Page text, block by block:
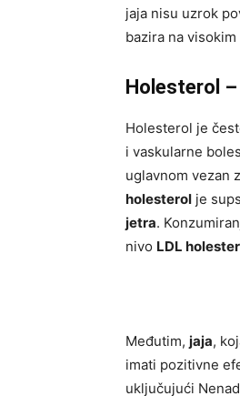
jaja nisu uzrok
bazira na
Holesterol
Holesterol je
i vaskularne
uglavnom vezan
holesterol je
jetra.
nivo LDL
Međutim, jaja,
imati pozitivne
uključujući